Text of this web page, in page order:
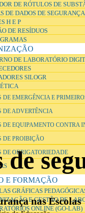
DE RÓTULOS DE
DE DADOS DE SEGURANÇA
H E P
DE RESÍDUOS
DE LABORATÓRIO
SILOGR
DE EMERGÊNCIA E
DE ADVERTÊNCIA
DE EQUIPAMENTO CONTRA
DE PROIBIÇÃO
DE OBRIGATORIEDADE
E FORMAÇÃO
GRÁFICAS
E GESTÃO DE
ONLINE (GO-LAB)
nas Escolas